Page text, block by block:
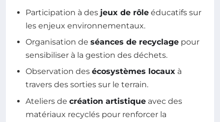
Participation à des jeux de rôle éducatifs sur
les enjeux environnementaux.
Organisation de séances de recyclage pour
sensibiliser à la gestion des déchets.
Observation des écosystèmes locaux à
travers des sorties sur le terrain.
Ateliers de création artistique avec des
matériaux recyclés pour renforcer la